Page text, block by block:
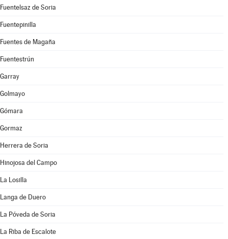
Fuentelsaz de Soria
Fuentepinilla
Fuentes de Magaña
Fuentestrún
Garray
Golmayo
Gómara
Gormaz
Herrera de Soria
Hinojosa del Campo
La Losilla
Langa de Duero
La Póveda de Soria
La Riba de Escalote